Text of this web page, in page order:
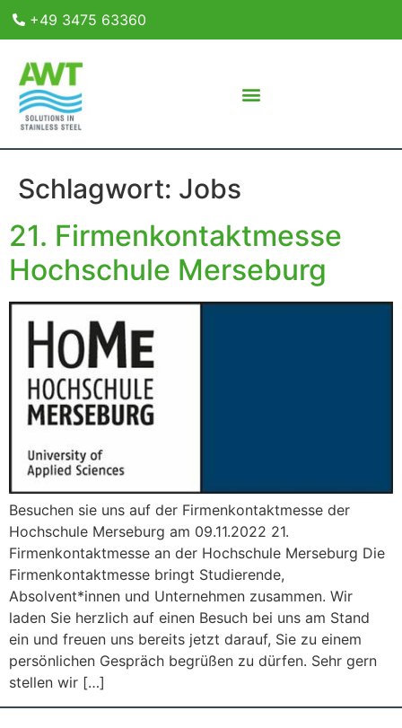
+49 3475 63360
Schlagwort: Jobs
21. Firmenkontaktmesse
Hochschule Merseburg
Besuchen sie uns auf der Firmenkontaktmesse der
Hochschule Merseburg am 09.11.2022 21.
Firmenkontaktmesse an der Hochschule Merseburg Die
Firmenkontaktmesse bringt Studierende,
Absolvent*innen und Unternehmen zusammen. Wir
laden Sie herzlich auf einen Besuch bei uns am Stand
ein und freuen uns bereits jetzt darauf, Sie zu einem
persönlichen Gespräch begrüßen zu dürfen. Sehr gern
stellen wir […]